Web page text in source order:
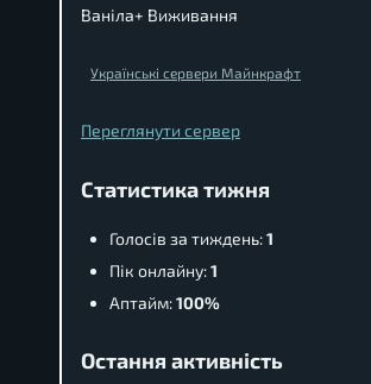
Ваніла+ Виживання
Українські сервери Майнкрафт
Переглянути сервер
Статистика тижня
Голосів за тиждень:1
Пік онлайну:1
Аптайм:100%
Остання активність